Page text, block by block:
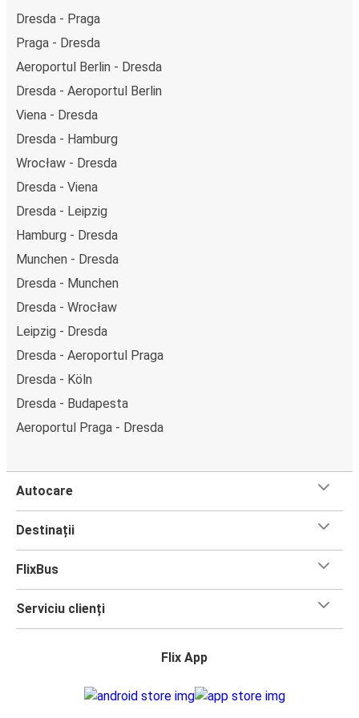
Dresda - Praga
Praga - Dresda
Aeroportul Berlin - Dresda
Dresda - Aeroportul Berlin
Viena - Dresda
Dresda - Hamburg
Wrocław - Dresda
Dresda - Viena
Dresda - Leipzig
Hamburg - Dresda
Munchen - Dresda
Dresda - Munchen
Dresda - Wrocław
Leipzig - Dresda
Dresda - Aeroportul Praga
Dresda - Köln
Dresda - Budapesta
Aeroportul Praga - Dresda
Autocare
Destinații
FlixBus
Serviciu clienți
Flix App